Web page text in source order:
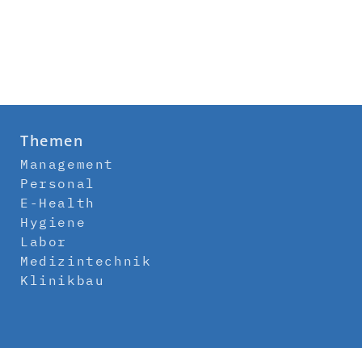
Themen
Management
Personal
E-Health
Hygiene
Labor
Medizintechnik
Klinikbau